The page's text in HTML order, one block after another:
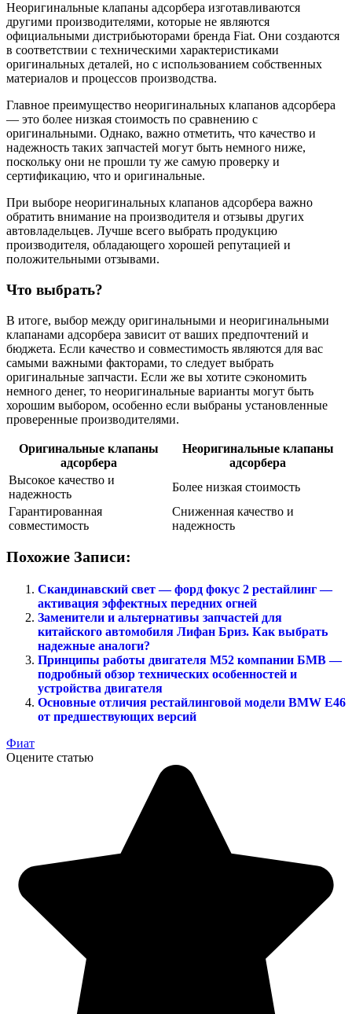
Неоригинальные клапаны адсорбера изготавливаются
другими производителями, которые не являются
официальными дистрибьюторами бренда Fiat. Они создаются
в соответствии с техническими характеристиками
оригинальных деталей, но с использованием собственных
материалов и процессов производства.
Главное преимущество неоригинальных клапанов адсорбера
— это более низкая стоимость по сравнению с
оригинальными. Однако, важно отметить, что качество и
надежность таких запчастей могут быть немного ниже,
поскольку они не прошли ту же самую проверку и
сертификацию, что и оригинальные.
При выборе неоригинальных клапанов адсорбера важно
обратить внимание на производителя и отзывы других
автовладельцев. Лучше всего выбрать продукцию
производителя, обладающего хорошей репутацией и
положительными отзывами.
Что выбрать?
В итоге, выбор между оригинальными и неоригинальными
клапанами адсорбера зависит от ваших предпочтений и
бюджета. Если качество и совместимость являются для вас
самыми важными факторами, то следует выбрать
оригинальные запчасти. Если же вы хотите сэкономить
немного денег, то неоригинальные варианты могут быть
хорошим выбором, особенно если выбраны установленные
проверенные производителями.
Оригинальные клапаны
адсорбера
Неоригинальные клапаны
адсорбера
Высокое качество и
надежность
Более низкая стоимость
Гарантированная
совместимость
Сниженная качество и
надежность
Похожие Записи:
Скандинавский свет — форд фокус 2 рестайлинг —
активация эффектных передних огней
Заменители и альтернативы запчастей для
китайского автомобиля Лифан Бриз. Как выбрать
надежные аналоги?
Принципы работы двигателя М52 компании БМВ —
подробный обзор технических особенностей и
устройства двигателя
Основные отличия рестайлинговой модели BMW E46
от предшествующих версий
Фиат
Оцените статью